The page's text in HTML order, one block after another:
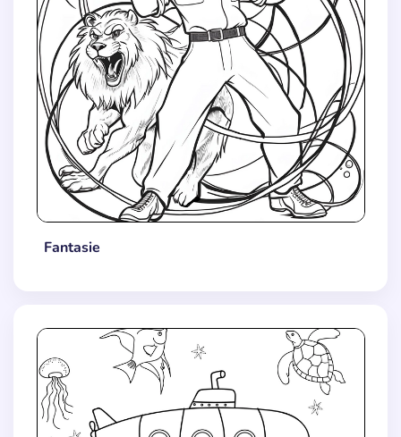
Fantasie